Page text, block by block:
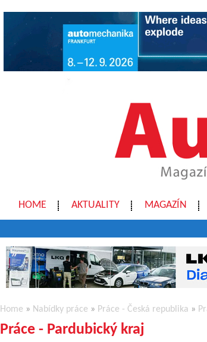
HOME AKTUALITY MAGAZÍN
Home » Nabídky práce » Práce - Česká republika »
Práce - Pardubický kraj